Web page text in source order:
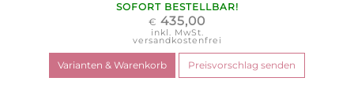
SOFORT BESTELLBAR!
€ 435,00
inkl. MwSt.
versandkostenfrei